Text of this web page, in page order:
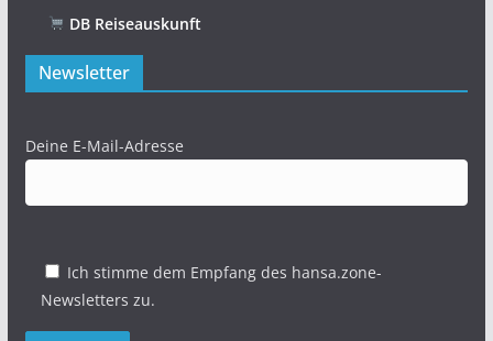
DB Reiseauskunft
Newsletter
Deine E-Mail-Adresse
Ich stimme dem Empfang des hansa.zone-
Newsletters zu.